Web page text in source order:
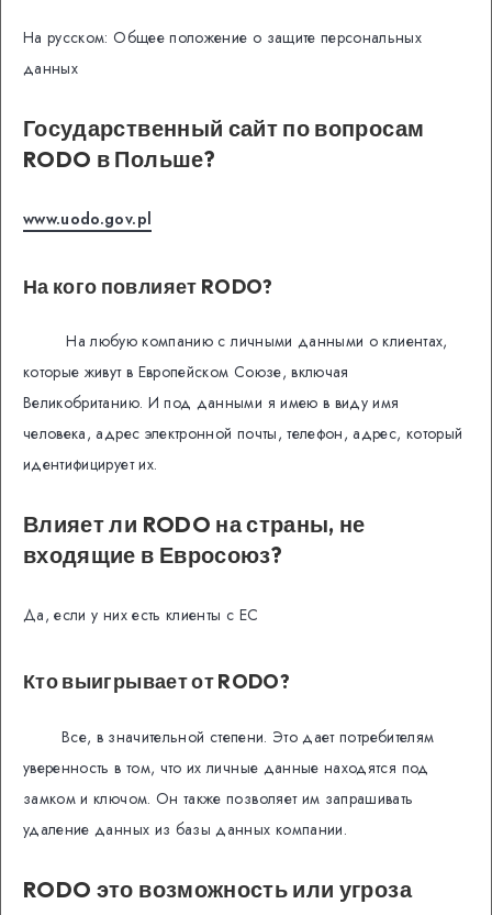
На русском: Общее положение о защите персональных
данных
Государственный сайт по вопросам
RODO в Польше?
www.uodo.gov.pl
На кого повлияет RODO?
На любую компанию с личными данными о клиентах,
которые живут в Европейском Союзе, включая
Великобританию. И под данными я имею в виду имя
человека, адрес электронной почты, телефон, адрес, который
идентифицирует их.
Влияет ли RODO на страны, не
входящие в Евросоюз?
Да, если у них есть клиенты с ЕС
Кто выигрывает от RODO?
Все, в значительной степени. Это дает потребителям
уверенность в том, что их личные данные находятся под
замком и ключом. Он также позволяет им запрашивать
удаление данных из базы данных компании.
RODO это возможность или угроза